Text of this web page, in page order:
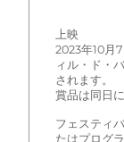
上映
2023年10月
ィル・ド・
されます。
賞品は同日
フェスティ
たはプログ